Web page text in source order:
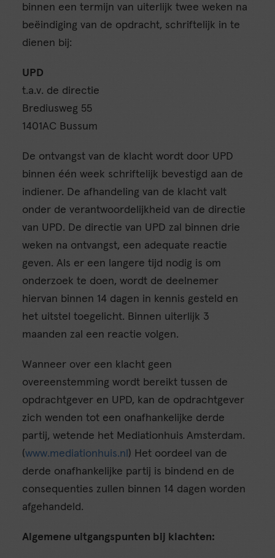
binnen een termijn van uiterlijk twee weken na
beëindiging van de opdracht, schriftelijk in te
dienen bij:
UPD
t.a.v. de directie
Brediusweg 55
1401AC Bussum
De ontvangst van de klacht wordt door UPD
binnen één week schriftelijk bevestigd aan de
indiener. De afhandeling van de klacht valt
onder de verantwoordelijkheid van de directie
van UPD. De directie van UPD zal binnen drie
weken na ontvangst, een adequate reactie
geven. Als er een langere tijd nodig is om
onderzoek te doen, wordt de deelnemer
hiervan binnen 14 dagen in kennis gesteld en
het uitstel toegelicht. Binnen uiterlijk 3
maanden zal een reactie volgen.
Wanneer over een klacht geen
overeenstemming wordt bereikt tussen de
opdrachtgever en UPD, kan de opdrachtgever
zich wenden tot een onafhankelijke derde
partij, wetende het Mediationhuis Amsterdam.
(www.mediationhuis.nl ) Het oordeel van de
derde onafhankelijke partij is bindend en de
consequenties zullen binnen 14 dagen worden
afgehandeld.
Algemene uitgangspunten bij klachten: